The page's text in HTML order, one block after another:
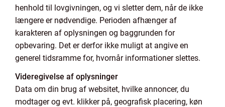
henhold til lovgivningen, og vi sletter dem, når de ikke
længere er nødvendige. Perioden afhænger af
karakteren af oplysningen og baggrunden for
opbevaring. Det er derfor ikke muligt at angive en
generel tidsramme for, hvornår informationer slettes.
Videregivelse af oplysninger
Data om din brug af websitet, hvilke annoncer, du
modtager og evt. klikker på, geografisk placering, køn